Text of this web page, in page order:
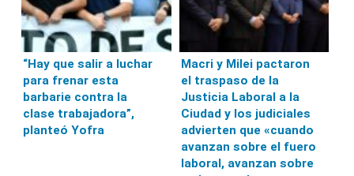
“Hay que salir a luchar
para frenar esta
barbarie contra la
clase trabajadora”,
planteó Yofra
Macri y Milei pactaron
el traspaso de la
Justicia Laboral a la
Ciudad y los judiciales
advierten que «cuando
avanzan sobre el fuero
laboral, avanzan sobre